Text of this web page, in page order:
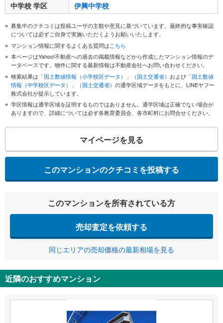
中学校 学区
伊興中学校
募集中のクチコミは投稿ユーザの主観や意見に基づいています。最終的な事実確認
については必ずご自身で実施いただくようお願いいたします。
マンション情報に関するよくある質問はこちら
本ページはYahoo!不動産への過去の掲載情報などから作成したマンション情報のデ
ータベースです。物件に関する最新情報は不動産会社へお問い合わせください。
検索結果は 「国土数値情報（小学校区データ）」（国土交通省） および 「国土数値
情報（中学校区データ）」（国土交通省） の通学区域データをもとに、LINEヤフー
株式会社が提示しています。
学区情報は通学区域を証明するものではありません。通学区域は正確でない場合が
ありますので、詳細については必ず各教育委員会、各市町村にお問合せください。
マイページを見る
このマンションのクチコミを投稿する
このマンションを所有されている方
売却査定を依頼する
同じエリアの売却価格の最新相場を見る
近隣のおすすめマンション